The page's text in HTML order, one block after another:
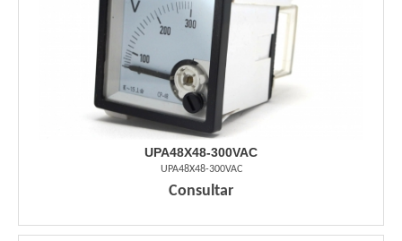
UPA48X48-300VAC
UPA48X48-300VAC
Consultar